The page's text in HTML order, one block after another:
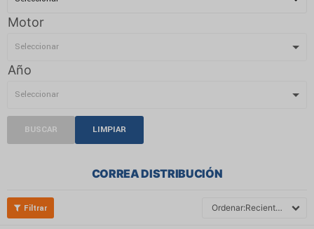
Motor
Año
BUSCAR LIMPIAR
CORREA DISTRIBUCIÓN
Recientes